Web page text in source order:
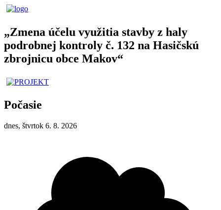
„Zmena účelu využitia stavby z haly
podrobnej kontroly č. 132 na Hasičskú
zbrojnicu obce Makov“
Počasie
dnes, štvrtok 6. 8. 2026